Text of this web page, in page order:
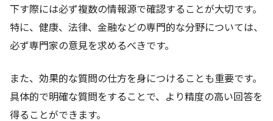
下す際には必ず複数の情報源で確認することが大切です。
特に、健康、法律、金融などの専門的な分野については、
必ず専門家の意見を求めるべきです。
また、効果的な質問の仕方を身につけることも重要です。
具体的で明確な質問をすることで、より精度の高い回答を
得ることができます。